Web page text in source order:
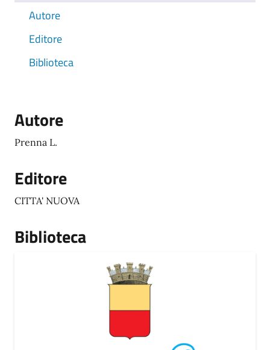
Autore
Editore
Biblioteca
Autore
Prenna L.
Editore
CITTA' NUOVA
Biblioteca